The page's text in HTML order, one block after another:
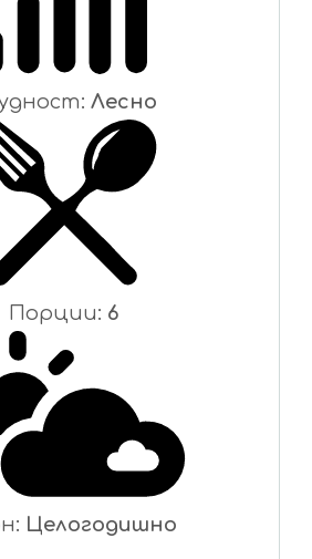
Лесно
Порции: 6
Целогодишно